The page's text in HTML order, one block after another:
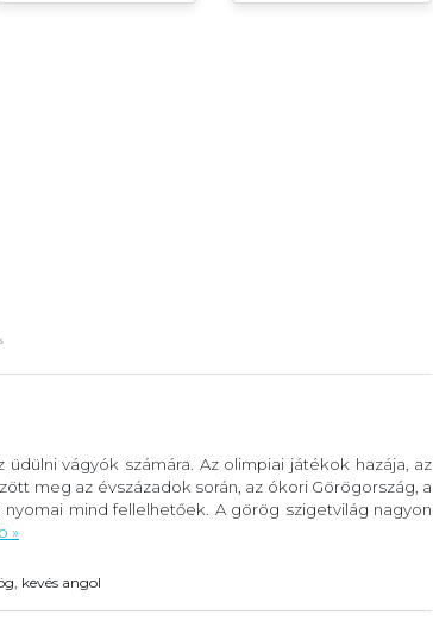
vágyók számára. Az olimpiai játékok hazája, az
meg az évszázadok során, az ókori Görögország, a
mind fellelhetőek. A görög szigetvilág nagyon
»
kevés angol